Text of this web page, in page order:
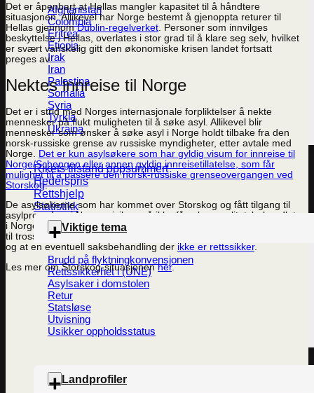
Afghanistan
Colombia
Eritrea
Etiopia
Irak
Iran
Palestina
Somalia
Syria
Tyrkia
Ukraina
Rikets tilstand oppsummert
Hederspris
Rettshjelp
Statistikk
Viktige tema
Brudd på flyktningkonvensjonen
Rettssikkerhet i (UNE)
Asylsaker i domstolen
Retur
Statsløse
Utvisning
Usikker oppholdsstatus
Landprofiler
Det er åpenbart at Hellas mangler kapasitet til å håndtere
situasjonen. Allikevel har Norge bestemt å gjenoppta returer til
Hellas gjennomDublin-regelverket . Personer som innvilges
beskyttelse i Hellas, overlates i stor grad til å klare seg selv, hvilket
er svært vanskelig gitt den økonomiske krisen landet fortsatt
preges av.
Nektes innreise til Norge
Det er i strid med Norges internasjonale forpliktelser å nekte
mennesker på flukt muligheten til å søke asyl. Allikevel blir
mennesker som ønsker å søke asyl i Norge holdt tilbake fra den
norsk-russiske grense av russiske myndigheter, etter avtale med
Norge. Det er kun asylsøkere som har gyldig visum for innreise til
Norge/Schengen eller annen gyldig innreisetillatelse, som får
mulighet til å passere den norsk-russiske grenseovergangen ved
Storskog.
De asylsøkerne som har kommet over Storskog og fått tilgang til
asylprosedyre i Norge, risikerer å ikke få saken realitetsbehandlet
i Norge men blihenvist til Russland som «trygt tredjeland»
til tross for at tilgangen til å søke om asyl i Russland er begrenset,
og at en eventuell saksbehandling der ikke er rettssikker.
Les mer om Storskog-situasjonenher.